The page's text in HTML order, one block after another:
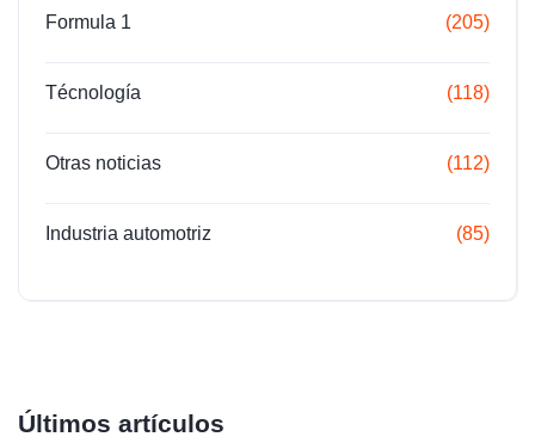
Formula 1 (205)
Técnología (118)
Otras noticias (112)
Industria automotriz (85)
Últimos artículos